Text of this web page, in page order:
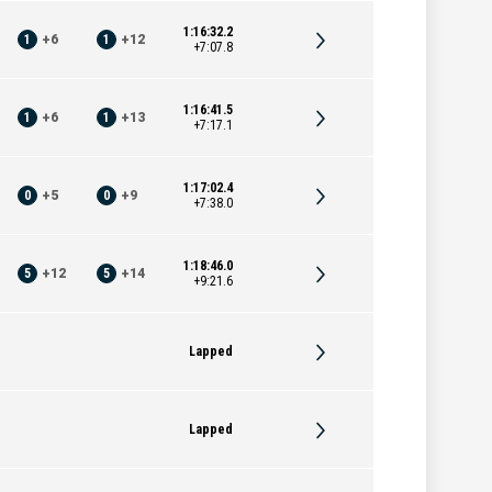
1 +6 1 +12
1:16:32.2
+7:07.8
1 +6 1 +13
1:16:41.5
+7:17.1
0 +5 0 +9
1:17:02.4
+7:38.0
5 +12 5 +14
1:18:46.0
+9:21.6
Lapped
Lapped